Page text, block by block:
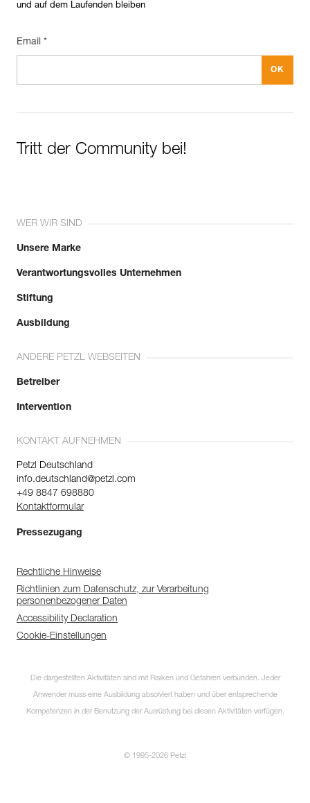
und auf dem Laufenden bleiben
Email *
Tritt der Community bei!
WER WIR SIND
Unsere Marke
Verantwortungsvolles Unternehmen
Stiftung
Ausbildung
ANDERE PETZL WEBSEITEN
Betreiber
Intervention
KONTAKT AUFNEHMEN
Petzl Deutschland
info.deutschland@petzl.com
+49 8847 698880
Kontaktformular
Pressezugang
Rechtliche Hinweise
Richtlinien zum Datenschutz, zur Verarbeitung
personenbezogener Daten
Accessibility Declaration
Cookie-Einstellungen
Die dargestellten Aktivitäten sind mit Risiken und Gefahren verbunden. Jeder
Anwender muss eine Ausbildung absolviert haben und über entsprechende
Kompetenzen in der Benutzung der Ausrüstung bei diesen Aktivitäten verfügen.
© 1995-2026 Petzl